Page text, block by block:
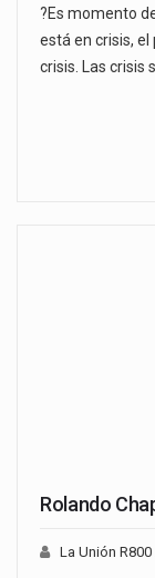
?Es momento
está en crisis,
crisis. Las crisis
Rolando
La Unión R800